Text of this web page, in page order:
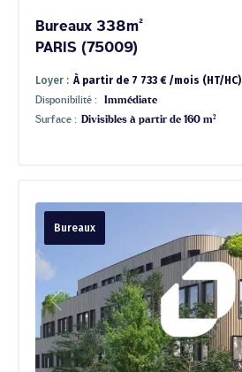
Bureaux 338m²
PARIS (75009)
Loyer : À partir de 7 733 € /mois (HT/HC)
Disponibilité :
Immédiate
Surface : Divisibles à partir de 160 m²
Bureaux